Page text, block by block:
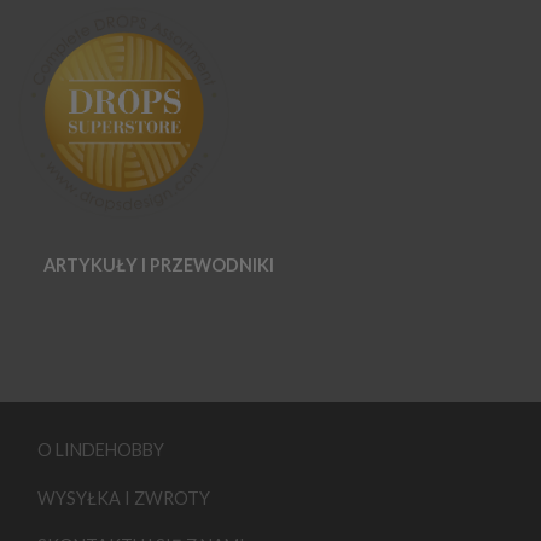
ARTYKUŁY I PRZEWODNIKI
O LINDEHOBBY
WYSYŁKA I ZWROTY